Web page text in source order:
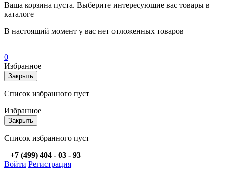
Ваша корзина пуста. Выберите интересующие вас товары в
каталоге
В настоящий момент у вас нет отложенных товаров
0
Избранное
Закрыть
Список избранного пуст
Избранное
Закрыть
Список избранного пуст
+7 (499) 404 - 03 - 93
Войти Регистрация